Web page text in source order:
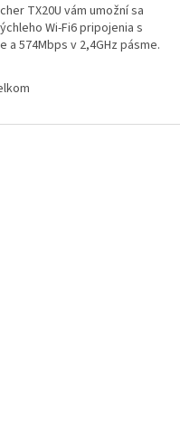
TX20U vám umožní sa
Wi-Fi6 pripojenia s
a 574Mbps v 2,4GHz pásme.
prvky výpisu